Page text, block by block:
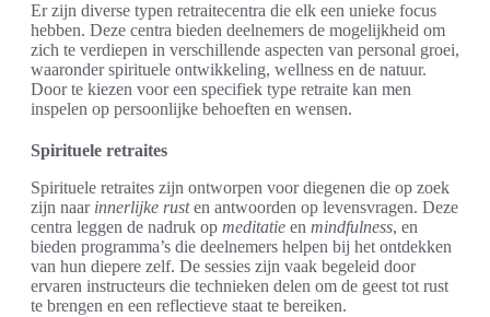
Er zijn diverse typen retraitecentra die elk een unieke focus
hebben. Deze centra bieden deelnemers de mogelijkheid om
zich te verdiepen in verschillende aspecten van personal groei,
waaronder spirituele ontwikkeling, wellness en de natuur.
Door te kiezen voor een specifiek type retraite kan men
inspelen op persoonlijke behoeften en wensen.
Spirituele retraites
Spirituele retraites zijn ontworpen voor diegenen die op zoek
zijn naar innerlijke rusten antwoorden op levensvragen. Deze
centra leggen de nadruk op meditatie en mindfulness, en
bieden programma’s die deelnemers helpen bij het ontdekken
van hun diepere zelf. De sessies zijn vaak begeleid door
ervaren instructeurs die technieken delen om de geest tot rust
te brengen en een reflectieve staat te bereiken.